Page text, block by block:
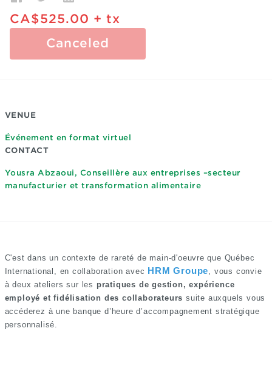
CA$525.00 + tx
Canceled
VENUE
Événement en format virtuel
CONTACT
Yousra Abzaoui, Conseillère aux entreprises –secteur
manufacturier et transformation alimentaire
C'est dans un contexte de rareté de main-d'oeuvre que Québec
International, en collaboration avec HRM Groupe, vous convie
à deux ateliers sur les pratiques de gestion, expérience
employé et fidélisation des collaborateurs suite auxquels vous
accéderez à une banque d’heure d’accompagnement stratégique
personnalisé.